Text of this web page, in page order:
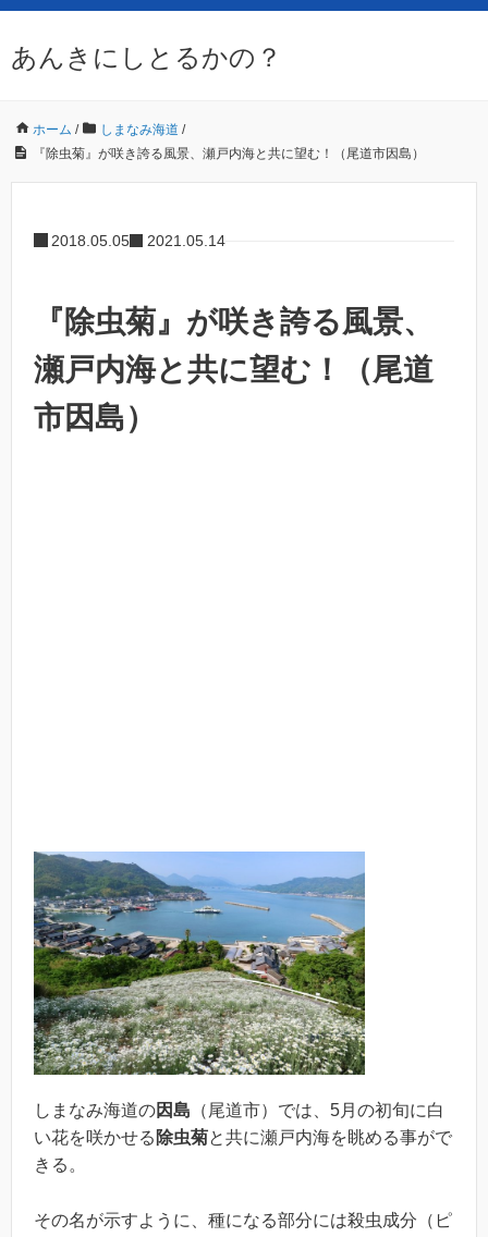
あんきにしとるかの？
ホーム / しまなみ海道 /
『除虫菊』が咲き誇る風景、瀬戸内海と共に望む！（尾道市因島）
2018.05.05 2021.05.14
『除虫菊』が咲き誇る風景、
瀬戸内海と共に望む！（尾道
市因島）
しまなみ海道の因島 （尾道市）では、5月の初旬に白
い花を咲かせる 除虫菊と共に瀬戸内海を眺める事がで
きる。
その名が示すように、種になる部分には殺虫成分（ピ